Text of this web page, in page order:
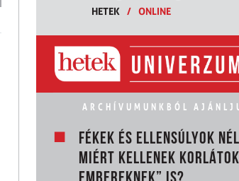
HETEK / ONLINE
ARCHÍVUMUNKBÓL
FÉKEK ÉS ELLENSÚLYOK
MIÉRT KELLENEK